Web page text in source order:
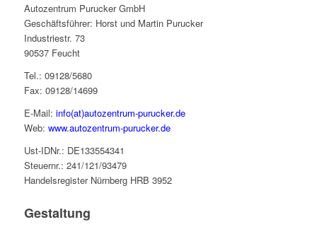
Autozentrum Purucker GmbH
Geschäftsführer: Horst und Martin Purucker
Industriestr. 73
90537 Feucht
Tel.: 09128/5680
Fax: 09128/14699
E-Mail: info(at)autozentrum-purucker.de
Web: www.autozentrum-purucker.de
Ust-IDNr.: DE133554341
Steuernr.: 241/121/93479
Handelsregister Nürnberg HRB 3952
Gestaltung